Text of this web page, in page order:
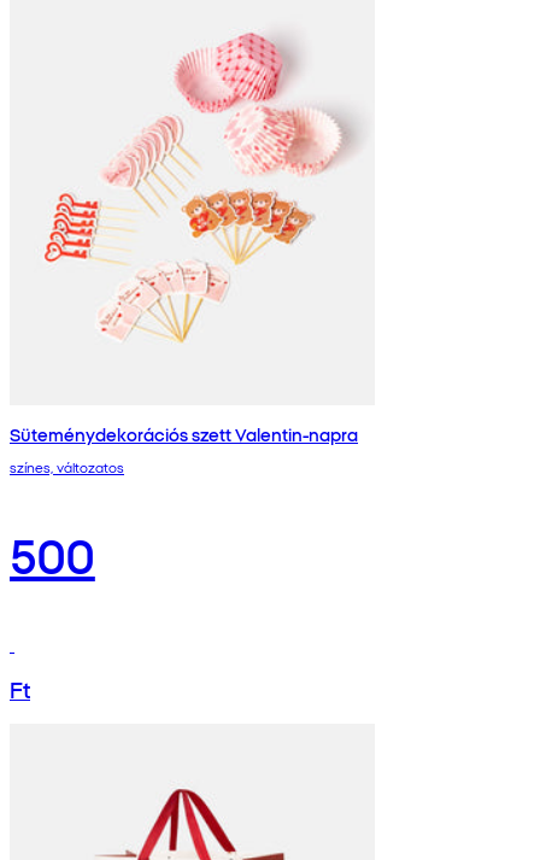
Süteménydekorációs szett Valentin-napra
színes, változatos
500
Ft